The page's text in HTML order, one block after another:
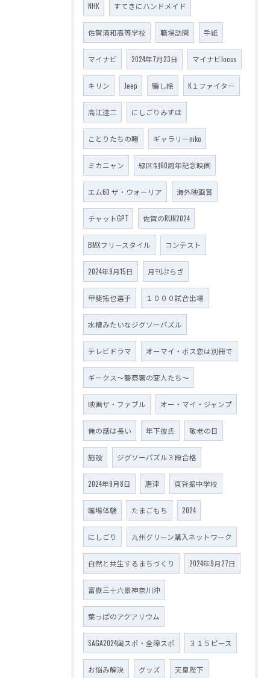
NHK すてきにハンドメイド
佐賀清和高等学校 職場訪問 手紙
マイナビ 2024年7月23日 マイナビlocus
キリン Jeep 騙し絵 K１ファイター
高江達二 にしごりみずほ
ことりたちの瞳 ギャラリーniko
ミカニャン 緑区制60周年記念映画
エム60 ザ・ウォーリア 海外映画賞
チャットGPT 佐賀のRUN2024
BMXフリースタイル コンテスト
2024年9月15日 月刊ぷらざ
甲斐拓也選手 １０００試合出場
水槽みたいなジグソーパズル
テレビドラマ オーマイ・ボス恋は別冊で
ギークス～警察署の変人たち～
映画ザ・ファブル オー・マイ・ジャンプ
俺の話は長い 年下彼氏 敬老の日
施設 ジグソーパズル３段合格
2024年9月8日 唐津 東背振中学校
職場体験 たまごもち 2024
にしごり 九州グリーン購入ネットワーク
自然と共生するまちづくり 2024年9月27日
富嶽三十六景神奈川沖
葉っぱのアクアリウム
SAGA2024国スポ・全障スポ ３１５ピース
お悩み解決 グッズ 天皇陛下